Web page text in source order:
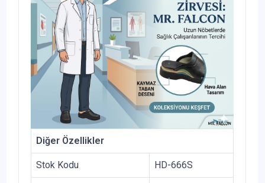
Diğer Özellikler
Stok Kodu HD-666S